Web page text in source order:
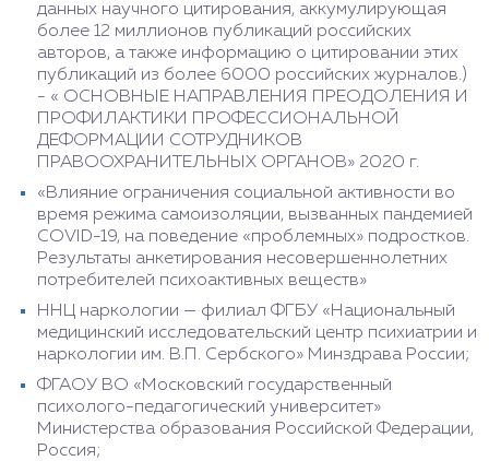
данных научного цитирования, аккумулирующая
более 12 миллионов публикаций российских
авторов, а также информацию о цитировании этих
публикаций из более 6000 российских журналов.)
- « ОСНОВНЫЕ НАПРАВЛЕНИЯ ПРЕОДОЛЕНИЯ И
ПРОФИЛАКТИКИ ПРОФЕССИОНАЛЬНОЙ
ДЕФОРМАЦИИ СОТРУДНИКОВ
ПРАВООХРАНИТЕЛЬНЫХ ОРГАНОВ» 2020 г.
«Влияние ограничения социальной активности во
время режима самоизоляции, вызванных пандемией
COVID-19, на поведение «проблемных» подростков.
Результаты анкетирования несовершеннолетних
потребителей психоактивных веществ»
ННЦ наркологии — филиал ФГБУ «Национальный
медицинский исследовательский центр психиатрии и
наркологии им. В.П. Сербского» Минздрава России;
ФГАОУ ВО «Московский государственный
психолого-педагогический университет»
Министерства образования Российской Федерации,
Россия;